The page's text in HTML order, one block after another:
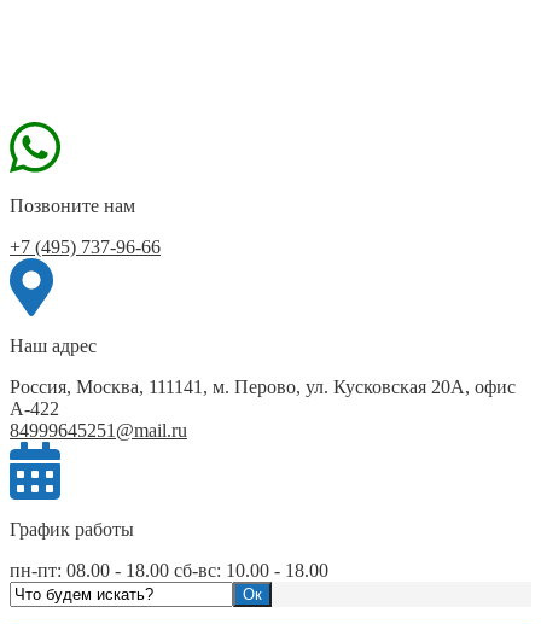
Позвоните нам
+7 (495) 737-96-66
Наш адрес
Россия, Москва, 111141, м. Перово, ул. Кусковская 20А, офис
А-422
84999645251@mail.ru
График работы
пн-пт: 08.00 - 18.00 сб-вс: 10.00 - 18.00